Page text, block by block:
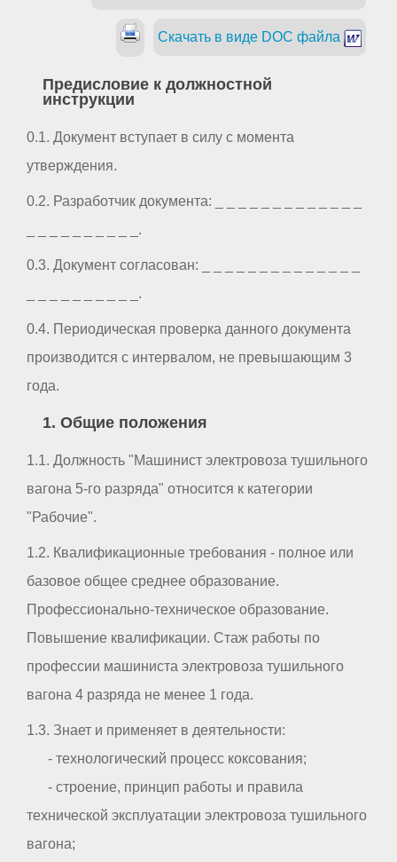
Скачать в виде DOC файла
Предисловие к должностной
инструкции
0.1. Документ вступает в силу с момента
утверждения.
0.2. Разработчик документа: _ _ _ _ _ _ _ _ _ _ _ _ _
_ _ _ _ _ _ _ _ _ _.
0.3. Документ согласован: _ _ _ _ _ _ _ _ _ _ _ _ _ _
_ _ _ _ _ _ _ _ _ _.
0.4. Периодическая проверка данного документа
производится с интервалом, не превышающим 3
года.
1. Общие положения
1.1. Должность "Машинист электровоза тушильного
вагона 5-го разряда" относится к категории
"Рабочие".
1.2. Квалификационные требования - полное или
базовое общее среднее образование.
Профессионально-техническое образование.
Повышение квалификации. Стаж работы по
профессии машиниста электровоза тушильного
вагона 4 разряда не менее 1 года.
1.3. Знает и применяет в деятельности:
- технологический процесс коксования;
- строение, принцип работы и правила
технической эксплуатации электровоза тушильного
вагона;